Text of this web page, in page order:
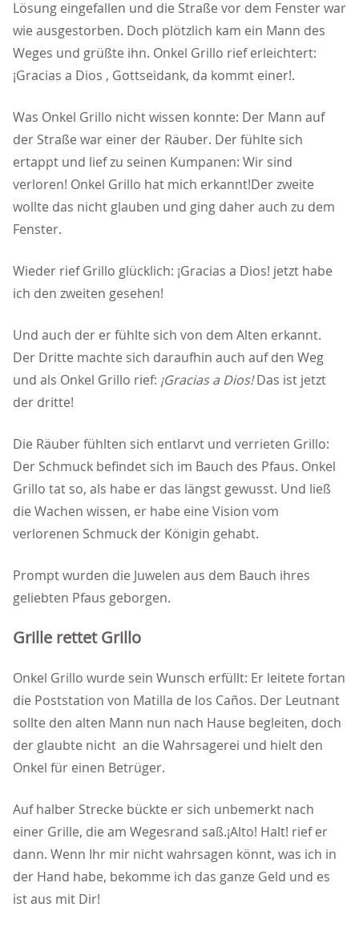
Lösung eingefallen und die Straße vor dem Fenster war
wie ausgestorben. Doch plötzlich kam ein Mann des
Weges und grüßte ihn. Onkel Grillo rief erleichtert:
¡Gracias a Dios , Gottseidank, da kommt einer!.
Was Onkel Grillo nicht wissen konnte: Der Mann auf
der Straße war einer der Räuber. Der fühlte sich
ertappt und lief zu seinen Kumpanen: Wir sind
verloren! Onkel Grillo hat mich erkannt!Der zweite
wollte das nicht glauben und ging daher auch zu dem
Fenster.
Wieder rief Grillo glücklich: ¡Gracias a Dios! jetzt habe
ich den zweiten gesehen!
Und auch der er fühlte sich von dem Alten erkannt.
Der Dritte machte sich daraufhin auch auf den Weg
und als Onkel Grillo rief: ¡Gracias a Dios!Das ist jetzt
der dritte!
Die Räuber fühlten sich entlarvt und verrieten Grillo:
Der Schmuck befindet sich im Bauch des Pfaus. Onkel
Grillo tat so, als habe er das längst gewusst. Und ließ
die Wachen wissen, er habe eine Vision vom
verlorenen Schmuck der Königin gehabt.
Prompt wurden die Juwelen aus dem Bauch ihres
geliebten Pfaus geborgen.
Grille rettet Grillo
Onkel Grillo wurde sein Wunsch erfüllt: Er leitete fortan
die Poststation von Matilla de los Caños. Der Leutnant
sollte den alten Mann nun nach Hause begleiten, doch
der glaubte nicht an die Wahrsagerei und hielt den
Onkel für einen Betrüger.
Auf halber Strecke bückte er sich unbemerkt nach
einer Grille, die am Wegesrand saß.¡Alto! Halt! rief er
dann. Wenn Ihr mir nicht wahrsagen könnt, was ich in
der Hand habe, bekomme ich das ganze Geld und es
ist aus mit Dir!